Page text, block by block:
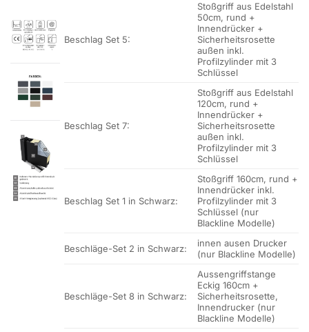
Beschlag Set 5:
Stoßgriff aus Edelstahl
50cm, rund +
Innendrücker +
Sicherheitsrosette
außen inkl.
Profilzylinder mit 3
Schlüssel
Beschlag Set 7:
Stoßgriff aus Edelstahl
120cm, rund +
Innendrücker +
Sicherheitsrosette
außen inkl.
Profilzylinder mit 3
Schlüssel
Beschlag Set 1 in Schwarz:
Stoßgriff 160cm, rund +
Innendrücker inkl.
Profilzylinder mit 3
Schlüssel (nur
Blackline Modelle)
Beschläge-Set 2 in Schwarz:
innen ausen Drucker
(nur Blackline Modelle)
Beschläge-Set 8 in Schwarz:
Aussengriffstange
Eckig 160cm +
Sicherheitsrosette,
Innendrucker (nur
Blackline Modelle)